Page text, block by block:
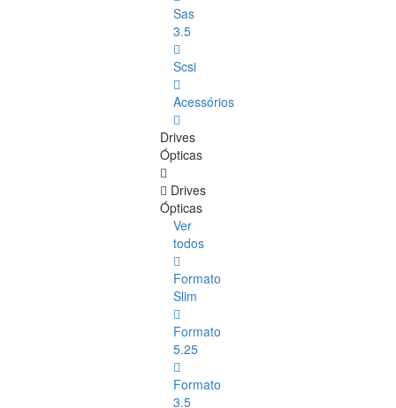
Sas
3.5
Scsi
Acessórios
Drives
Ópticas
Drives
Ópticas
Ver
todos
Formato
Slim
Formato
5.25
Formato
3.5